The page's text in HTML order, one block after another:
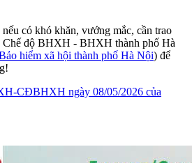
có khó khăn, vướng mắc, cần trao
Chế độ BHXH - BHXH thành phố Hà
hiểm xã hội thành phố Hà Nội) để
CĐBHXH ngày 08/05/2026 của